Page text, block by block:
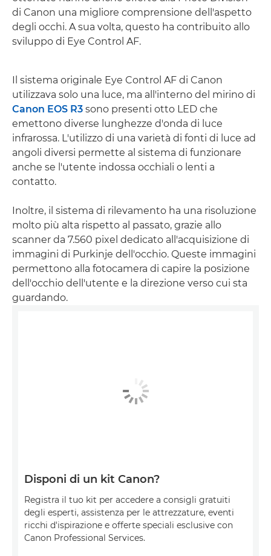
di Canon una migliore comprensione dell'aspetto
degli occhi. A sua volta, questo ha contribuito allo
sviluppo di Eye Control AF.
Il sistema originale Eye Control AF di Canon
utilizzava solo una luce, ma all'interno del mirino di
Canon EOS R3 sono presenti otto LED che
emettono diverse lunghezze d'onda di luce
infrarossa. L'utilizzo di una varietà di fonti di luce ad
angoli diversi permette al sistema di funzionare
anche se l'utente indossa occhiali o lenti a
contatto.
Inoltre, il sistema di rilevamento ha una risoluzione
molto più alta rispetto al passato, grazie allo
scanner da 7.560 pixel dedicato all'acquisizione di
immagini di Purkinje dell'occhio. Queste immagini
permettono alla fotocamera di capire la posizione
dell'occhio dell'utente e la direzione verso cui sta
guardando.
Disponi di un kit Canon?
Registra il tuo kit per accedere a consigli gratuiti
degli esperti, assistenza per le attrezzature, eventi
ricchi d'ispirazione e offerte speciali esclusive con
Canon Professional Services.